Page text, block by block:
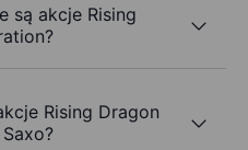
są akcje Rising
Rising Dragon